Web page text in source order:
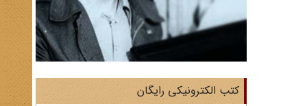
کتب الکترونیکی رایگان